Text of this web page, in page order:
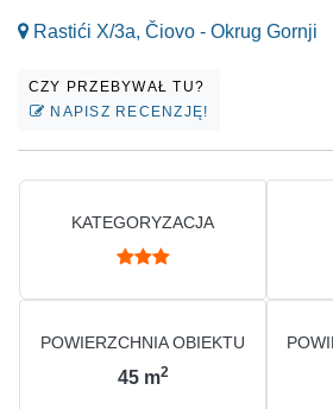
Rastići X/3a, Čiovo - Okrug Gornji
CZY PRZEBYWAŁ TU?
NAPISZ RECENZJĘ!
KATEGORYZACJA
POWIERZCHNIA OBIEKTU
45 m2